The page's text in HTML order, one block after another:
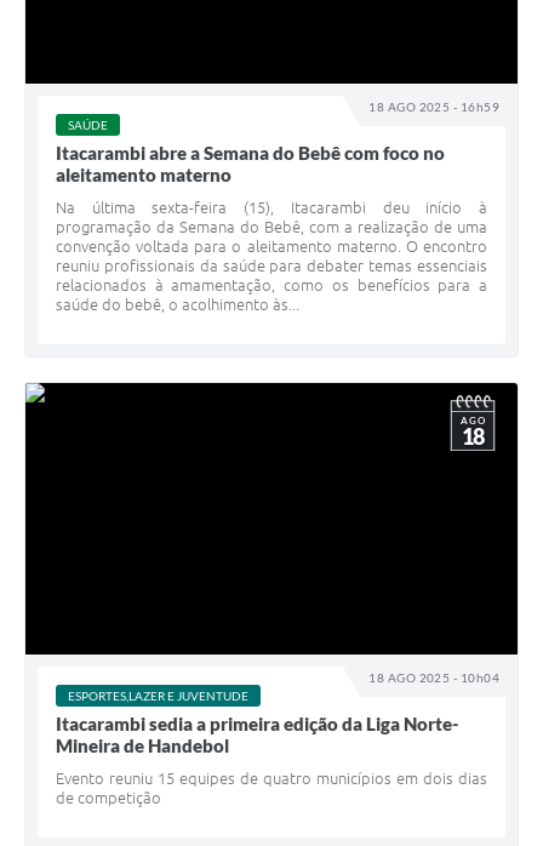
18 AGO 2025 - 16h59
SAÚDE
Itacarambi abre a Semana do Bebê com foco no
aleitamento materno
Na última sexta-feira (15), Itacarambi deu início à
programação da Semana do Bebê, com a realização de uma
convenção voltada para o aleitamento materno. O encontro
reuniu profissionais da saúde para debater temas essenciais
relacionados à amamentação, como os benefícios para a
saúde do bebê, o acolhimento às...
18 AGO 2025 - 10h04
AGO
18
ESPORTES,LAZER E JUVENTUDE
Itacarambi sedia a primeira edição da Liga Norte-
Mineira de Handebol
Evento reuniu 15 equipes de quatro municípios em dois dias
de competição